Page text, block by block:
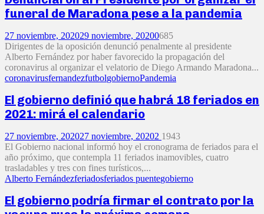
funeral de Maradona pese a la pandemia
27 noviembre, 202029 noviembre, 20200685
Dirigentes de la oposición denunció penalmente al presidente
Alberto Fernández por haber favorecido la propagación del
coronavirus al organizar el velatorio de Diego Armando Maradona...
coronavirusfernandezfutbolgobiernoPandemia
El gobierno definió que habrá 18 feriados en
2021: mirá el calendario
27 noviembre, 202027 noviembre, 20202 1943
El Gobierno nacional informó hoy el cronograma de feriados para el
año próximo, que contempla 11 feriados inamovibles, cuatro
trasladables y tres con fines turísticos,...
Alberto Fernándezferiadosferiados puentegobierno
El gobierno podría firmar el contrato por la